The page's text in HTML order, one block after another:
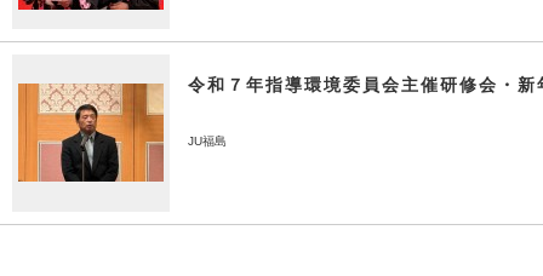
令和７年指導環境委員会主催研修会・新
JU福島